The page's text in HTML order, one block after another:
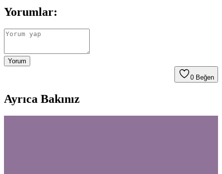
Yorumlar:
Yorum
0 Beğen
Ayrıca Bakınız